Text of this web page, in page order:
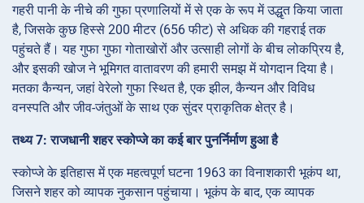
गहरी पानी के नीचे की गुफा प्रणालियों में से एक के रूप में उद्धृत किया जाता
है, जिसके कुछ हिस्से 200 मीटर (656 फीट) से अधिक की गहराई तक
पहुंचते हैं। यह गुफा गुफा गोताखोरों और उत्साही लोगों के बीच लोकप्रिय है,
और इसकी खोज ने भूमिगत वातावरण की हमारी समझ में योगदान दिया है।
मतका कैन्यन, जहां वेरेलो गुफा स्थित है, एक झील, कैन्यन और विविध
वनस्पति और जीव-जंतुओं के साथ एक सुंदर प्राकृतिक क्षेत्र है।
तथ्य 7: राजधानी शहर स्कोप्जे का कई बार पुनर्निर्माण हुआ है
स्कोप्जे के इतिहास में एक महत्वपूर्ण घटना 1963 का विनाशकारी भूकंप था,
जिसने शहर को व्यापक नुकसान पहुंचाया। भूकंप के बाद, एक व्यापक